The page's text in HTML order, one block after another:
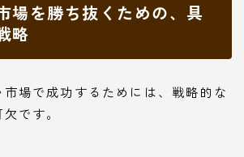
場を勝ち抜くための、具
略
場で成功するためには、戦略的な
です。